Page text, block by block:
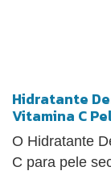
Hidratante
Vitamina C
O Hidratante
C para pele